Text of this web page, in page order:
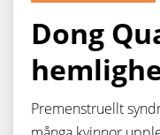
Dong
Premenstruellt